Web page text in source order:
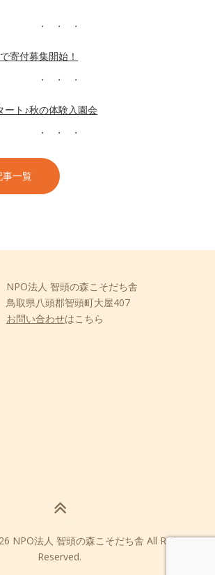
寄付募集開始！
ート♪秋の体験入園会
事一覧
NPO法人 智頭の森こそだち舎
鳥取県八頭郡智頭町大屋407
お問い合わせはこちら
NPO法人 智頭の森こそだち舎 All Rights
Reserved.